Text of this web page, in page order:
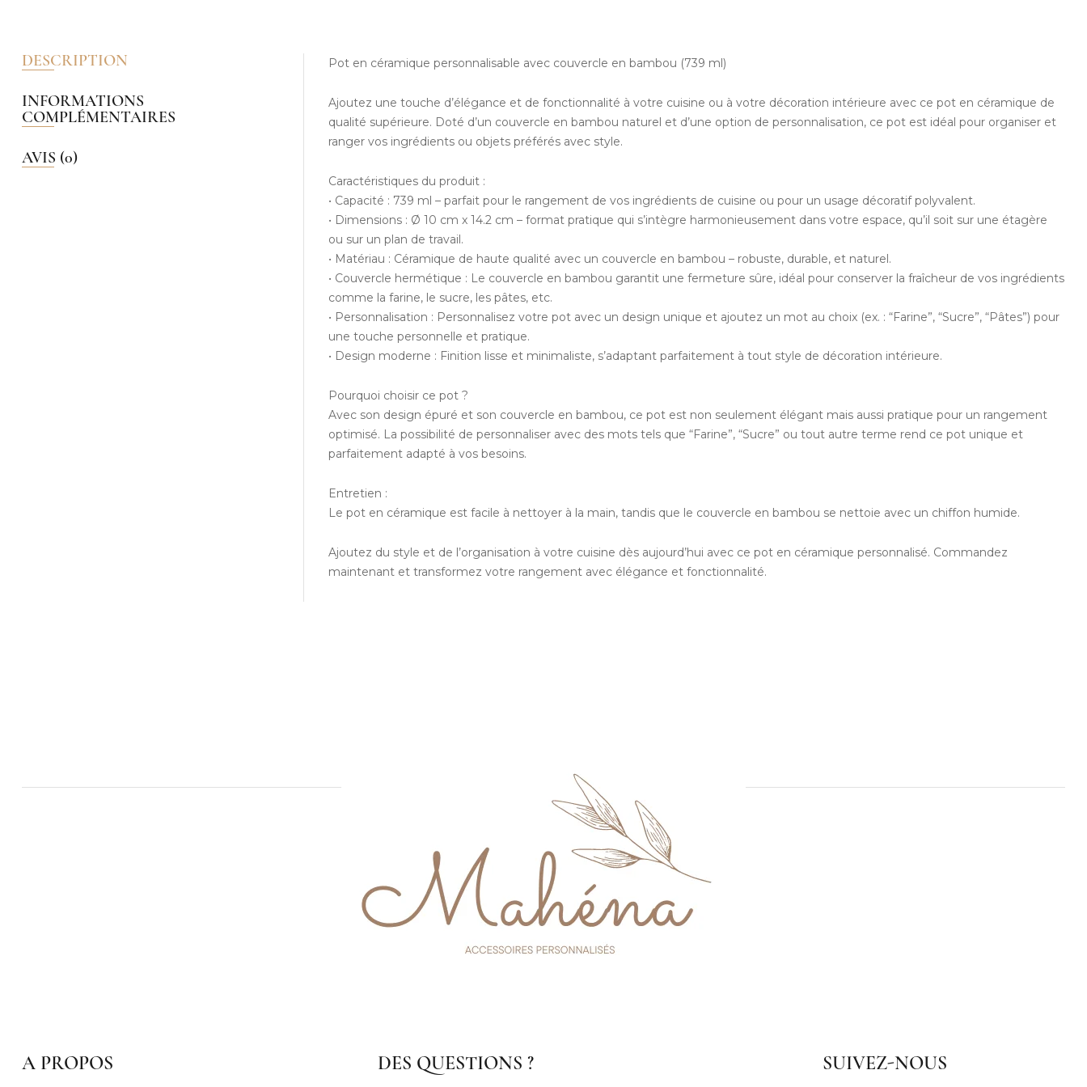
DESCRIPTION
INFORMATIONS
COMPLÉMENTAIRES
AVIS (0)
Pot en céramique personnalisable avec couvercle en bambou (739 ml)
Ajoutez une touche d’élégance et de fonctionnalité à votre cuisine ou à votre décoration intérieure avec ce pot en céramique de
qualité supérieure. Doté d’un couvercle en bambou naturel et d’une option de personnalisation, ce pot est idéal pour organiser et
ranger vos ingrédients ou objets préférés avec style.
Caractéristiques du produit :
• Capacité : 739 ml – parfait pour le rangement de vos ingrédients de cuisine ou pour un usage décoratif polyvalent.
• Dimensions : Ø 10 cm x 14.2 cm – format pratique qui s’intègre harmonieusement dans votre espace, qu’il soit sur une étagère
ou sur un plan de travail.
• Matériau : Céramique de haute qualité avec un couvercle en bambou – robuste, durable, et naturel.
• Couvercle hermétique : Le couvercle en bambou garantit une fermeture sûre, idéal pour conserver la fraîcheur de vos ingrédients
comme la farine, le sucre, les pâtes, etc.
• Personnalisation : Personnalisez votre pot avec un design unique et ajoutez un mot au choix (ex. : “Farine”, “Sucre”, “Pâtes”) pour
une touche personnelle et pratique.
• Design moderne : Finition lisse et minimaliste, s’adaptant parfaitement à tout style de décoration intérieure.
Pourquoi choisir ce pot ?
Avec son design épuré et son couvercle en bambou, ce pot est non seulement élégant mais aussi pratique pour un rangement
optimisé. La possibilité de personnaliser avec des mots tels que “Farine”, “Sucre” ou tout autre terme rend ce pot unique et
parfaitement adapté à vos besoins.
Entretien :
Le pot en céramique est facile à nettoyer à la main, tandis que le couvercle en bambou se nettoie avec un chiffon humide.
Ajoutez du style et de l’organisation à votre cuisine dès aujourd’hui avec ce pot en céramique personnalisé. Commandez
maintenant et transformez votre rangement avec élégance et fonctionnalité.
A PROPOS DES QUESTIONS ? SUIVEZ-NOUS